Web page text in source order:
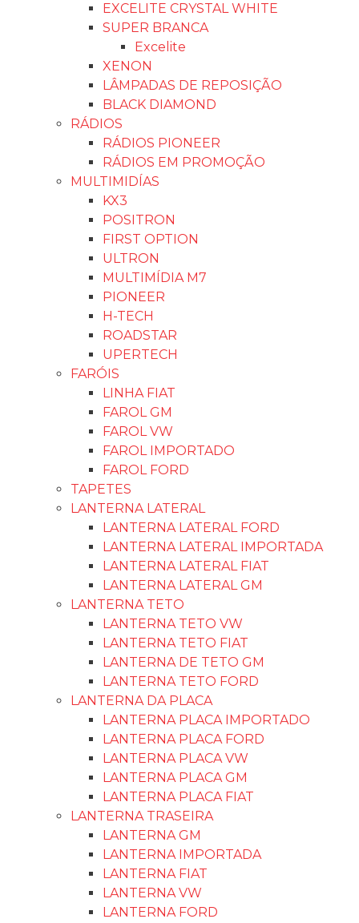
EXCELITE CRYSTAL WHITE
SUPER BRANCA
Excelite
XENON
LÂMPADAS DE REPOSIÇÃO
BLACK DIAMOND
RÁDIOS
RÁDIOS PIONEER
RÁDIOS EM PROMOÇÃO
MULTIMIDÍAS
KX3
POSITRON
FIRST OPTION
ULTRON
MULTIMÍDIA M7
PIONEER
H-TECH
ROADSTAR
UPERTECH
FARÓIS
LINHA FIAT
FAROL GM
FAROL VW
FAROL IMPORTADO
FAROL FORD
TAPETES
LANTERNA LATERAL
LANTERNA LATERAL FORD
LANTERNA LATERAL IMPORTADA
LANTERNA LATERAL FIAT
LANTERNA LATERAL GM
LANTERNA TETO
LANTERNA TETO VW
LANTERNA TETO FIAT
LANTERNA DE TETO GM
LANTERNA TETO FORD
LANTERNA DA PLACA
LANTERNA PLACA IMPORTADO
LANTERNA PLACA FORD
LANTERNA PLACA VW
LANTERNA PLACA GM
LANTERNA PLACA FIAT
LANTERNA TRASEIRA
LANTERNA GM
LANTERNA IMPORTADA
LANTERNA FIAT
LANTERNA VW
LANTERNA FORD